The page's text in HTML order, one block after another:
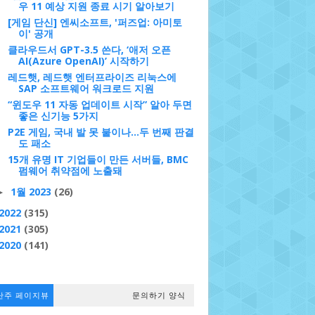
우 11 예상 지원 종료 시기 알아보기
[게임 단신] 엔씨소프트, '퍼즈업: 아미토
이' 공개
클라우드서 GPT-3.5 쓴다, ‘애저 오픈
AI(Azure OpenAI)’ 시작하기
레드햇, 레드햇 엔터프라이즈 리눅스에
SAP 소프트웨어 워크로드 지원
“윈도우 11 자동 업데이트 시작” 알아 두면
좋은 신기능 5가지
P2E 게임, 국내 발 못 붙이나…두 번째 판결
도 패소
15개 유명 IT 기업들이 만든 서버들, BMC
펌웨어 취약점에 노출돼
1월 2023 (26)
2022 (315)
2021 (305)
2020 (141)
주 페이지뷰 문의하기 양식